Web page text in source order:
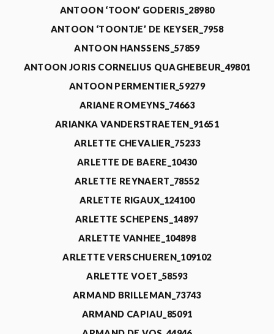
ANTOON ‘TOON’ GODERIS_28980
ANTOON ‘TOONTJE’ DE KEYSER_7958
ANTOON HANSSENS_57859
ANTOON JORIS CORNELIUS QUAGHEBEUR_49801
ANTOON PERMENTIER_59279
ARIANE ROMEYNS_74663
ARIANKA VANDERSTRAETEN_91651
ARLETTE CHEVALIER_75233
ARLETTE DE BAERE_10430
ARLETTE REYNAERT_78552
ARLETTE RIGAUX_124100
ARLETTE SCHEPENS_14897
ARLETTE VANHEE_104898
ARLETTE VERSCHUEREN_109102
ARLETTE VOET_58593
ARMAND BRILLEMAN_73743
ARMAND CAPIAU_85091